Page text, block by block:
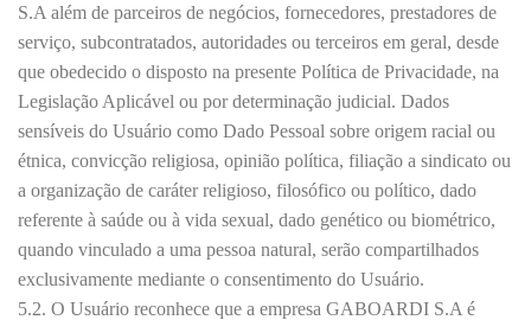
S.A além de parceiros de negócios, fornecedores, prestadores de
serviço, subcontratados, autoridades ou terceiros em geral, desde
que obedecido o disposto na presente Política de Privacidade, na
Legislação Aplicável ou por determinação judicial. Dados
sensíveis do Usuário como Dado Pessoal sobre origem racial ou
étnica, convicção religiosa, opinião política, filiação a sindicato ou
a organização de caráter religioso, filosófico ou político, dado
referente à saúde ou à vida sexual, dado genético ou biométrico,
quando vinculado a uma pessoa natural, serão compartilhados
exclusivamente mediante o consentimento do Usuário.
5.2. O Usuário reconhece que a empresa GABOARDI S.A é